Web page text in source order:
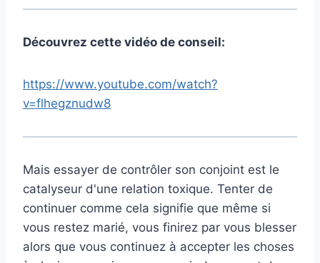
Découvrez cette vidéo de conseil:
https://www.youtube.com/watch?
v=flhegznudw8
Mais essayer de contrôler son conjoint est le
catalyseur d'une relation toxique. Tenter de
continuer comme cela signifie que même si
vous restez marié, vous finirez par vous blesser
alors que vous continuez à accepter les choses